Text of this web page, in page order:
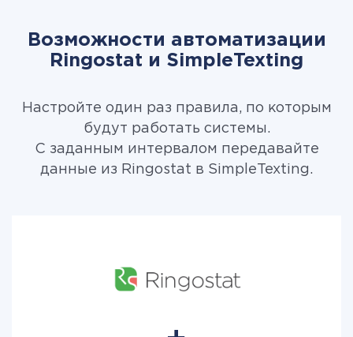
Возможности автоматизации
Ringostat и SimpleTexting
Настройте один раз правила, по которым
будут работать системы.
С заданным интервалом передавайте
данные из Ringostat в SimpleTexting.